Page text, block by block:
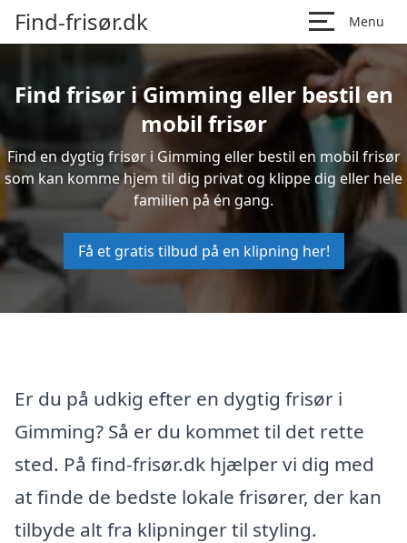
Find-frisør.dk Menu
Find frisør i Gimming eller bestil en
mobil frisør
Find en dygtig frisør i Gimming eller bestil en mobil frisør
som kan komme hjem til dig privat og klippe dig eller hele
familien på én gang.
Få et gratis tilbud på en klipning her!
Er du på udkig efter en dygtig frisør i
Gimming? Så er du kommet til det rette
sted. På find-frisør.dk hjælper vi dig med
at finde de bedste lokale frisører, der kan
tilbyde alt fra klipninger til styling.